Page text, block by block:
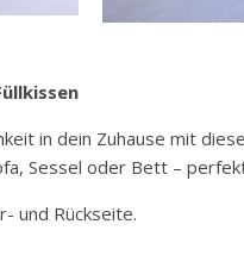
in dein Zuhause mit
Sessel oder Bett –
und Rückseite.